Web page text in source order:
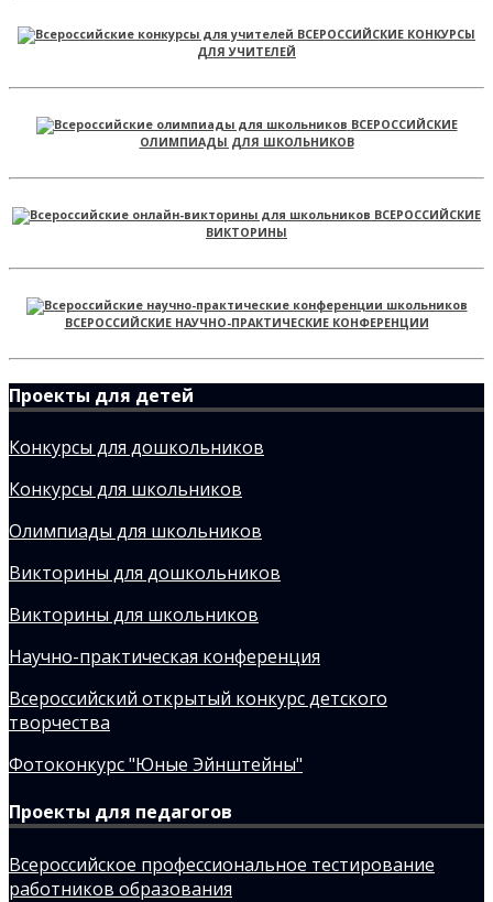
ВСЕРОССИЙСКИЕ КОНКУРСЫ
ДЛЯ УЧИТЕЛЕЙ
ВСЕРОССИЙСКИЕ
ОЛИМПИАДЫ ДЛЯ ШКОЛЬНИКОВ
ВСЕРОССИЙСКИЕ
ВИКТОРИНЫ
ВСЕРОССИЙСКИЕ НАУЧНО-ПРАКТИЧЕСКИЕ КОНФЕРЕНЦИИ
Проекты для детей
Конкурсы для дошкольников
Конкурсы для школьников
Олимпиады для школьников
Викторины для дошкольников
Викторины для школьников
Научно-практическая конференция
Всероссийский открытый конкурс детского
творчества
Фотоконкурс "Юные Эйнштейны"
Проекты для педагогов
Всероссийское профессиональное тестирование
работников образования